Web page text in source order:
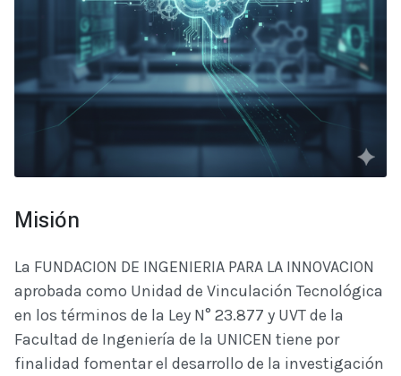
Misión
La FUNDACION DE INGENIERIA PARA LA INNOVACION
aprobada como Unidad de Vinculación Tecnológica
en los términos de la Ley N° 23.877 y UVT de la
Facultad de Ingeniería de la UNICEN tiene por
finalidad fomentar el desarrollo de la investigación